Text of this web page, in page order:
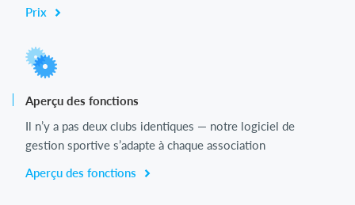
Prix
Aperçu des fonctions
Il n’y a pas deux clubs identiques — notre logiciel de
gestion sportive s’adapte à chaque association
Aperçu des fonctions